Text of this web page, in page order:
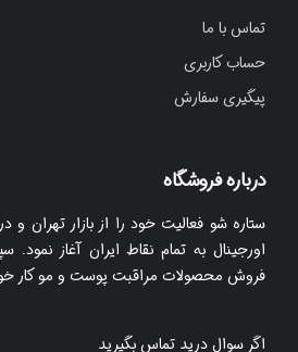
تماس با ما
حساب کاربری
پیگیری سفارش
درباره فروشگاه
ستاره شو فعالیت خود را از بازار تهران و
اورجینال به تمام نقاط ایران آغاز
فروش محصولات مراقبت پوست و مو کار
اگر سوال درید تماس بگیرید